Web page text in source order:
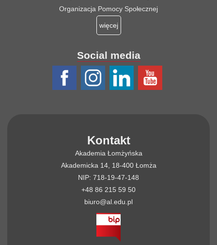
Organizacja Pomocy Społecznej
więcej
Social media
Kontakt
Akademia Łomżyńska
Akademicka 14, 18-400 Łomża
NIP: 718-19-47-148
+48 86 215 59 50
biuro@al.edu.pl